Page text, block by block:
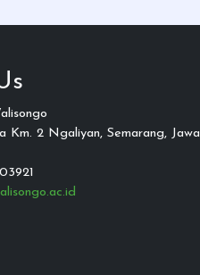
Km. 2 Ngaliyan, Semarang, Jawa